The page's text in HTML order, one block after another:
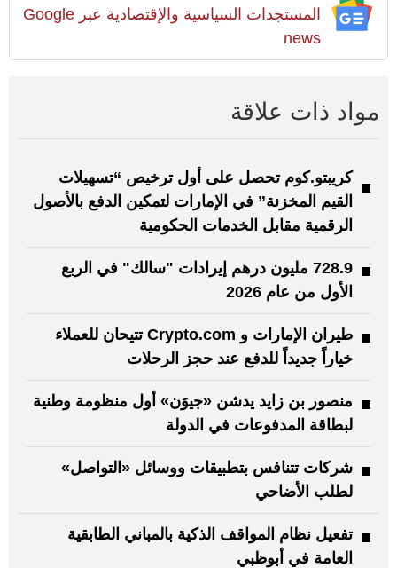
المستجدات السياسية والإقتصادية عبر Google
news
مواد ذات علاقة
كريبتو.كوم تحصل على أول ترخيص “تسهيلات
القيم المخزنة” في الإمارات لتمكين الدفع بالأصول
الرقمية مقابل الخدمات الحكومية
728.9 مليون درهم إيرادات "سالك" في الربع
الأول من عام 2026
طيران الإمارات و Crypto.com تتيحان للعملاء
خياراً جديداً للدفع عند حجز الرحلات
منصور بن زايد يدشن «جيوَن» أول منظومة وطنية
لبطاقة المدفوعات في الدولة
شركات تتنافس بتطبيقات ووسائل «التواصل»
لطلب الأضاحي
تفعيل نظام المواقف الذكية بالمباني الطابقية
العامة في أبوظبي